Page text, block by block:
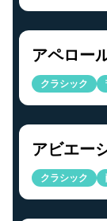
アペロー
クラシック
アビエー
クラシック